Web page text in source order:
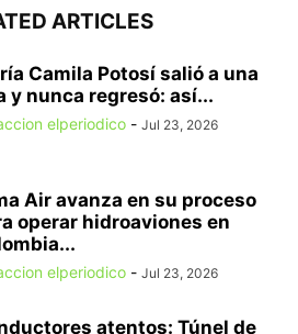
ARTICLES
Camila Potosí salió a una
y nunca regresó: así...
elperiodico - Jul 23, 2026
Air avanza en su proceso
operar hidroaviones en
elperiodico - Jul 23, 2026
atentos: Túnel de